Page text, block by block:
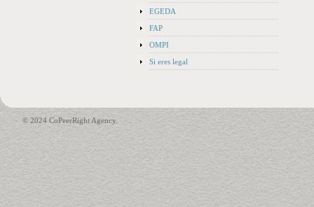
EGEDA
FAP
OMPI
Si eres legal
© 2024 CoPeerRight Agency.